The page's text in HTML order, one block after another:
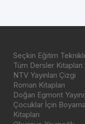
Seçkin Eğitim
Tüm Dersler Kitapları
NTV Yayınları Çizgi
Roman Kitapları
Doğan Egmont
Çocuklar İçin Boyama
Kitapları